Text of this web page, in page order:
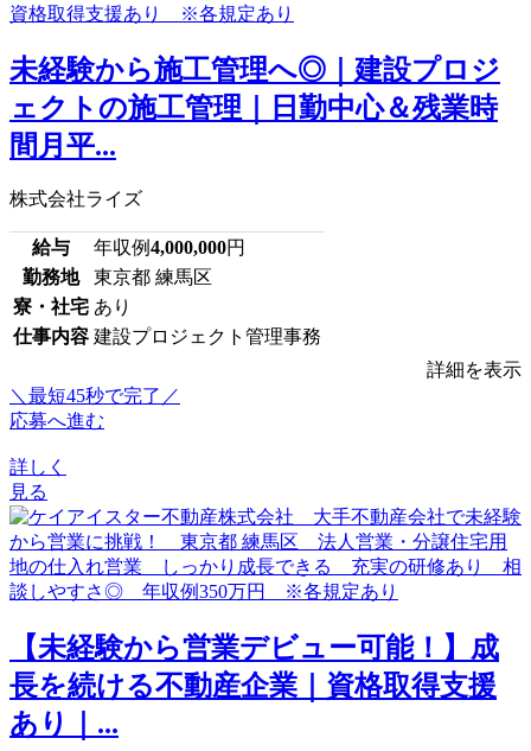
未経験から施工管理へ◎｜建設プロジ
ェクトの施工管理｜日勤中心＆残業時
間月平...
株式会社ライズ
給与 年収例4,000,000円
勤務地
東京都 練馬区
寮・社宅 あり
仕事内容 建設プロジェクト管理事務
詳細を表示
＼最短45秒で完了／
応募へ進む
詳しく
見る
【未経験から営業デビュー可能！】成
長を続ける不動産企業｜資格取得支援
あり｜...